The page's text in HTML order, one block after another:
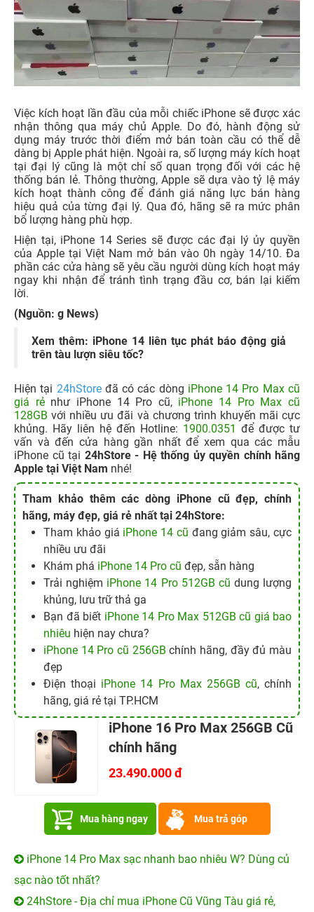
Việc kích hoạt lần đầu của mỗi chiếc iPhone sẽ được xác
nhận thông qua máy chủ Apple. Do đó, hành động sử
dụng máy trước thời điểm mở bán toàn cầu có thể dễ
dàng bị Apple phát hiện. Ngoài ra, số lượng máy kích hoạt
tại đại lý cũng là một chỉ số quan trọng đối với các hệ
thống bán lẻ. Thông thường, Apple sẽ dựa vào tỷ lệ máy
kích hoạt thành công để đánh giá năng lực bán hàng
hiệu quả của từng đại lý. Qua đó, hãng sẽ ra mức phân
bổ lượng hàng phù hợp.
Hiện tại, iPhone 14 Series sẽ được các đại lý ủy quyền
của Apple tại Việt Nam mở bán vào 0h ngày 14/10. Đa
phần các cửa hàng sẽ yêu cầu người dùng kích hoạt máy
ngay khi nhận để tránh tình trạng đầu cơ, bán lại kiếm
lời.
(Nguồn: g News)
Xem thêm: iPhone 14 liên tục phát báo động giả
trên tàu lượn siêu tốc?
Hiện tại 24hStoređã có các dòng iPhone 14 Pro Max cũ
giá rẻnhư iPhone 14 Pro cũ, iPhone 14 Pro Max cũ
128GB với nhiều ưu đãi và chương trình khuyến mãi cực
khủng. Hãy liên hệ đến Hotline: 1900.0351 để được tư
vấn và đến cửa hàng gần nhất để xem qua các mẫu
iPhone cũ tại 24hStore - Hệ thống ủy quyền chính hãng
Apple tại Việt Nam nhé!
Tham khảo thêm các dòng iPhone cũ đẹp, chính
hãng, máy đẹp, giá rẻ nhất tại 24hStore:
Tham khảo giá iPhone 14 cũ đang giảm sâu, cực
nhiều ưu đãi
Khám phá iPhone 14 Pro cũ đẹp, sẵn hàng
Trải nghiệm iPhone 14 Pro 512GB cũ dung lượng
khủng, lưu trữ thả ga
Bạn đã biết iPhone 14 Pro Max 512GB cũ giá bao
nhiêu hiện nay chưa?
iPhone 14 Pro cũ 256GB chính hãng, đầy đủ màu
đẹp
Điện thoại iPhone 14 Pro Max 256GB cũ, chính
hãng, giá rẻ tại TP.HCM
iPhone 16 Pro Max 256GB Cũ
chính hãng
23.490.000 đ
Mua hàng ngay Mua trả góp
iPhone 14 Pro Max sạc nhanh bao nhiêu W? Dùng củ
sạc nào tốt nhất?
24hStore - Địa chỉ mua iPhone Cũ Vũng Tàu giá rẻ,